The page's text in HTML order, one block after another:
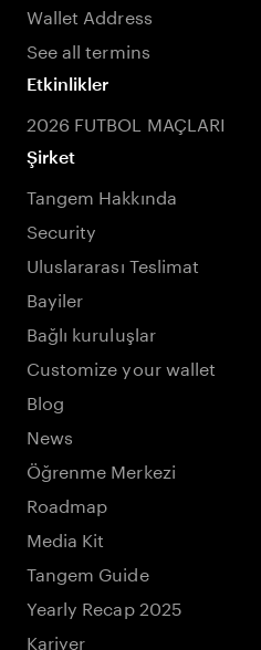
Wallet Address
See all termins
Etkinlikler
2026 FUTBOL MAÇLARI
Şirket
Tangem Hakkında
Security
Uluslararası Teslimat
Bayiler
Bağlı kuruluşlar
Customize your wallet
Blog
News
Öğrenme Merkezi
Roadmap
Media Kit
Tangem Guide
Yearly Recap 2025
Kariyer